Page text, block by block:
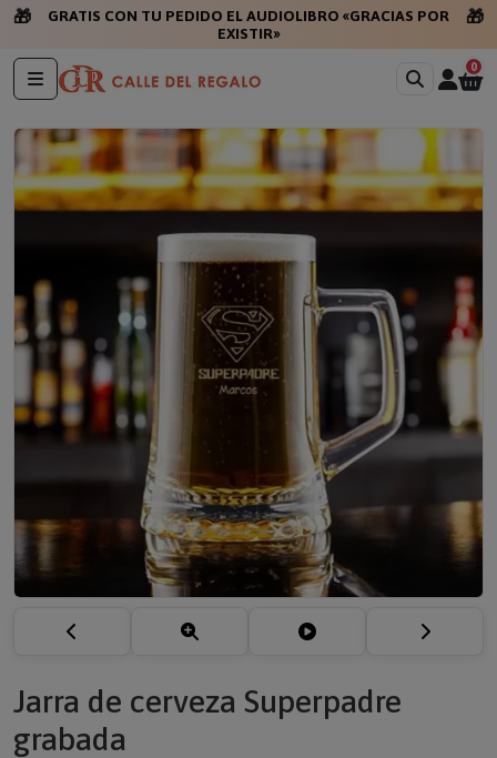
🎁
GRATIS CON TU PEDIDO EL AUDIOLIBRO «GRACIAS POR
EXISTIR»
🎁
0
Jarra de cerveza Superpadre
grabada